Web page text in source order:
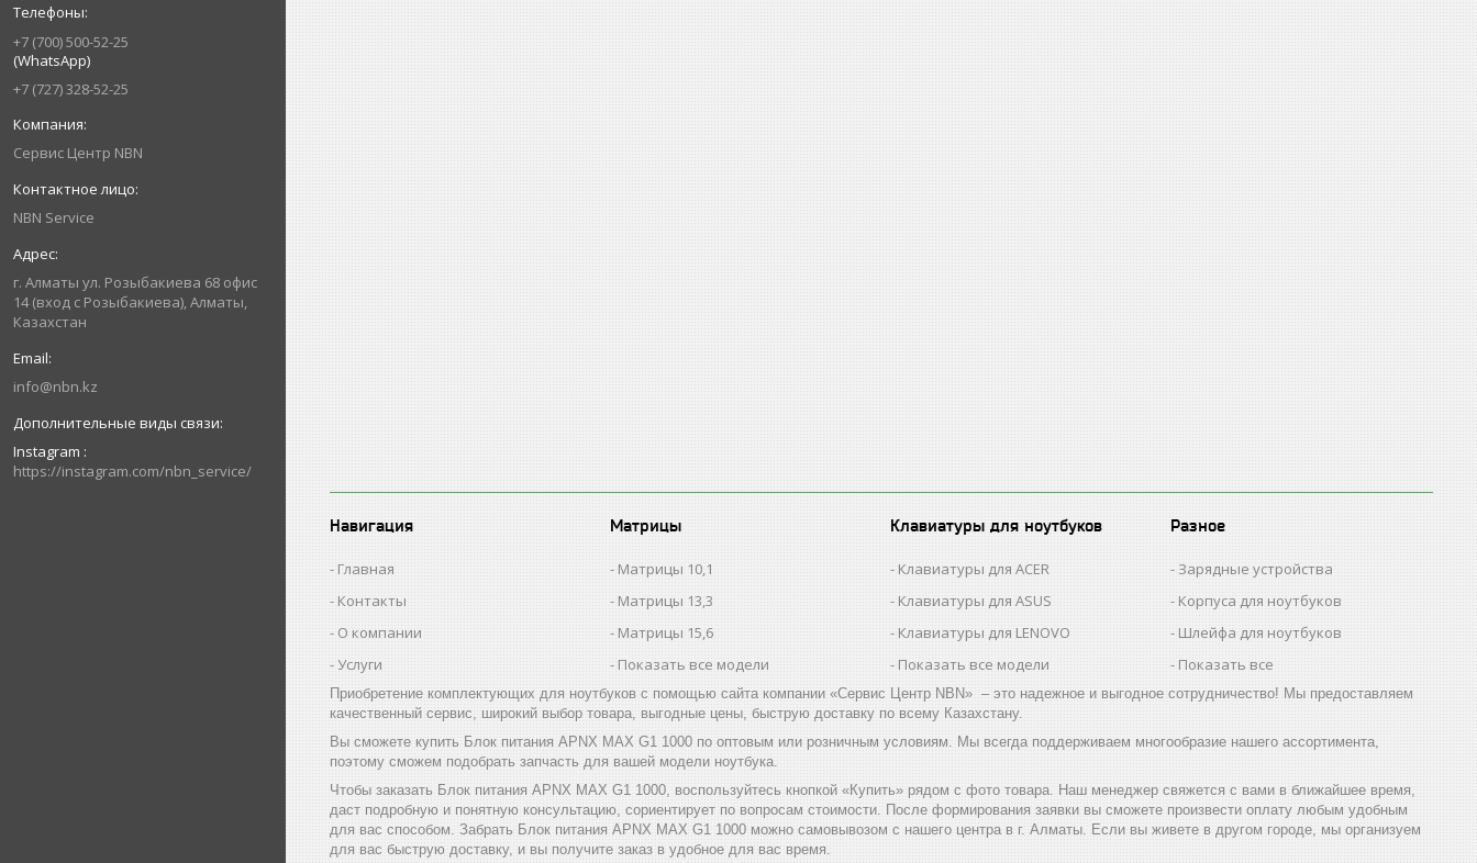
+7 (700) 500-52-25
(WhatsApp)
+7 (727) 328-52-25
Сервис Центр NBN
NBN Service
г. Алматы ул. Розыбакиева 68 офис
14 (вход с Розыбакиева), Алматы,
Казахстан
info@nbn.kz
Instagram
https://instagram.com/nbn_service/
Навигация
Главная
Контакты
О компании
Услуги
Матрицы
Матрицы 10,1
Матрицы 13,3
Матрицы 15,6
Показать все модели
Клавиатуры для ноутбуков
Клавиатуры для ACER
Клавиатуры для ASUS
Клавиатуры для LENOVO
Показать все модели
Разное
Зарядные устройства
Корпуса для ноутбуков
Шлейфа для ноутбуков
Показать все
Приобретение комплектующих для ноутбуков с помощью сайта компании «Сервис Центр NBN» – это надежное и выгодное сотрудничество! Мы предоставляем
качественный сервис, широкий выбор товара, выгодные цены, быструю доставку по всему Казахстану.
Вы сможете купить Блок питания APNX MAX G1 1000 по оптовым или розничным условиям. Мы всегда поддерживаем многообразие нашего ассортимента,
поэтому сможем подобрать запчасть для вашей модели ноутбука.
Чтобы заказать Блок питания APNX MAX G1 1000, воспользуйтесь кнопкой «Купить» рядом с фото товара. Наш менеджер свяжется с вами в ближайшее время,
даст подробную и понятную консультацию, сориентирует по вопросам стоимости. После формирования заявки вы сможете произвести оплату любым удобным
для вас способом. Забрать Блок питания APNX MAX G1 1000 можно самовывозом с нашего центра в г. Алматы. Если вы живете в другом городе, мы организуем
для вас быструю доставку, и вы получите заказ в удобное для вас время.